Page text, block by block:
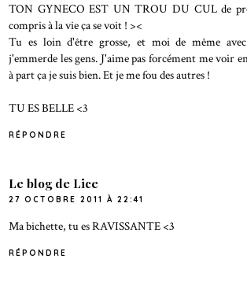
TON GYNECO EST UN TROU DU CUL de
compris à la vie ça se voit ! ><
Tu es loin d'être grosse, et moi de même
j'emmerde les gens. J'aime pas forcément me voir
à part ça je suis bien. Et je me fou des autres !
TU ES BELLE <3
RÉPONDRE
Le blog de Lice
27 OCTOBRE 2011 À 22:41
Ma bichette, tu es RAVISSANTE <3
RÉPONDRE